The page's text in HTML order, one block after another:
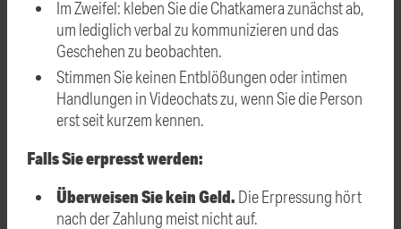
Im Zweifel: kleben Sie die Chatkamera zunächst ab,
um lediglich verbal zu kommunizieren und das
Geschehen zu beobachten.
Stimmen Sie keinen Entblößungen oder intimen
Handlungen in Videochats zu, wenn Sie die Person
erst seit kurzem kennen.
Falls Sie erpresst werden:
Überweisen Sie kein Geld. Die Erpressung hört
nach der Zahlung meist nicht auf.